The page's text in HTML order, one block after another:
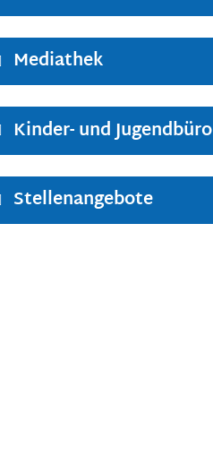
Mediathek
Kinder- und Jugendbüro
Stellenangebote